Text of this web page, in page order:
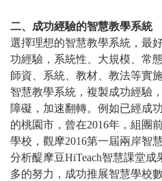
二、成功經驗的智慧教學系統
選擇理想的智慧教學系統，最
功經驗，系統性、大規模、常
師資、系統、教材、教法等實
智慧教學系統，複製成功經驗
障礙，加速翻轉。例如已經成
的桃園市，曾在2016年，組團
學校，觀摩2016第一屆兩岸智
分析醍摩豆HiTeach智慧課堂
多的努力，成功推展智慧學校